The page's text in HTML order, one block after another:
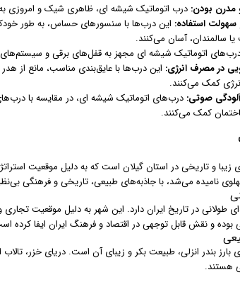
مدرن بودن: درب اتوماتیک شیشه ای، ظاهری شیک و امروزی
سهولت استفاده: این درب‌ها با سنسورهای حساس، به طور
یا سالمندان، آسان می‌کنند.
اتوماتیک شیشه ای مجهز به قفل‌های برقی و سیستم‌های
در مصرف انرژی: این درب‌ها با عایق‌بندی مناسب، مانع از
کمک می‌کنند.
صوتی: درب‌های اتوماتیک شیشه ای، در مقایسه با
کمک می‌کنند.
زیبا و تاریخی در استان گیلان است که به دلیل موقعیت
نامیده می‌شد، با جاذبه‌های طبیعی، تاریخی و فرهنگی
طولانی در تاریخ ایران دارد. این شهر به دلیل موقعیت
بوده و نقش قابل توجهی در اقتصاد و فرهنگ ایران ایفا کرده
بارز بندر انزلی، طبیعت بکر و زیبای آن است. دریای خزر،
هستند.